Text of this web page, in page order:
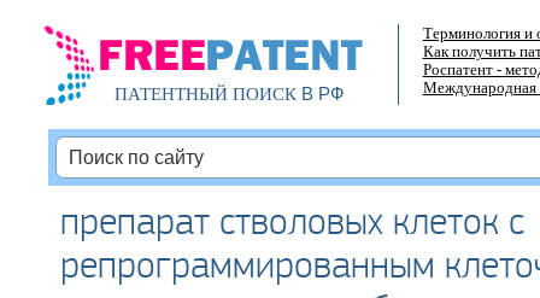
ПАТЕНТНЫЙ ПОИСКВ РФ
Терминология и
Как получить
Роспатент -
Международная
препарат стволовых клеток с
репрограммированным